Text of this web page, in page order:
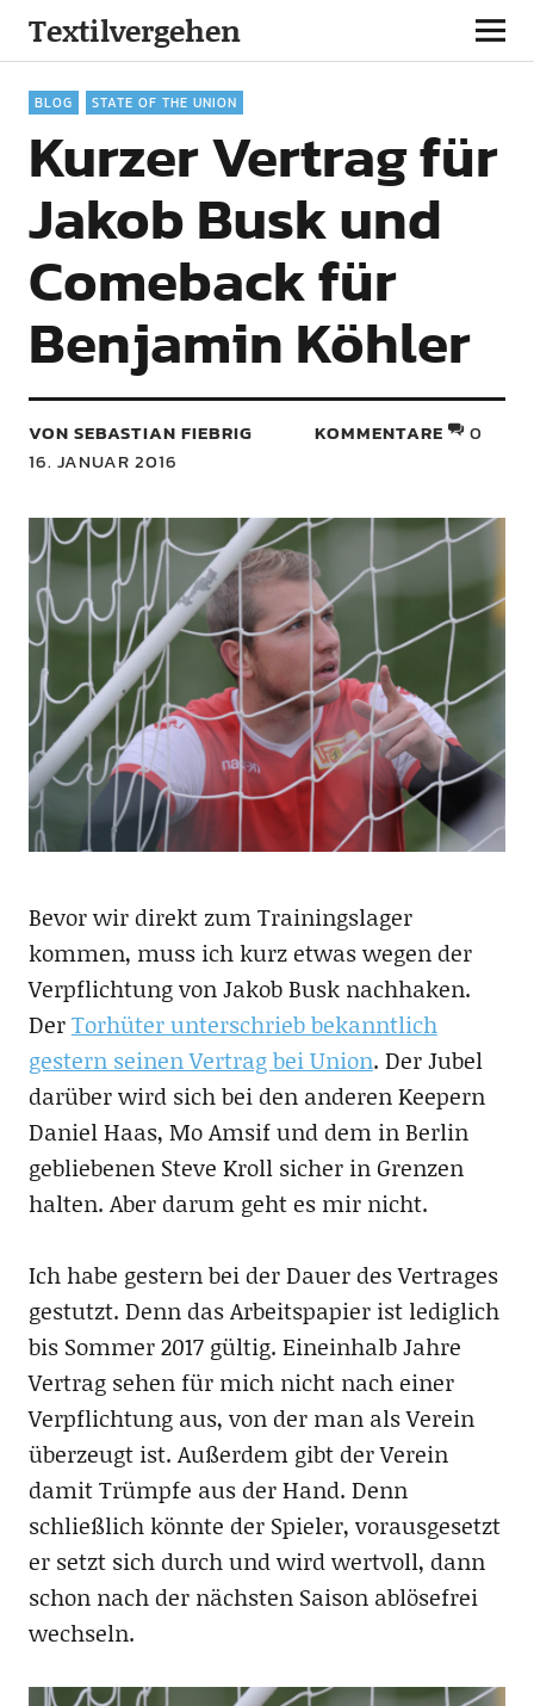
Textilvergehen
BLOG STATE OF THE UNION
Kurzer Vertrag für
Jakob Busk und
Comeback für
Benjamin Köhler
VON SEBASTIAN FIEBRIG
16. JANUAR 2016
KOMMENTARE 0
Bevor wir direkt zum Trainingslager
kommen, muss ich kurz etwas wegen der
Verpflichtung von Jakob Busk nachhaken.
DerTorhüter unterschrieb bekanntlich
gestern seinen Vertrag bei Union. Der Jubel
darüber wird sich bei den anderen Keepern
Daniel Haas, Mo Amsif und dem in Berlin
gebliebenen Steve Kroll sicher in Grenzen
halten. Aber darum geht es mir nicht.
Ich habe gestern bei der Dauer des Vertrages
gestutzt. Denn das Arbeitspapier ist lediglich
bis Sommer 2017 gültig. Eineinhalb Jahre
Vertrag sehen für mich nicht nach einer
Verpflichtung aus, von der man als Verein
überzeugt ist. Außerdem gibt der Verein
damit Trümpfe aus der Hand. Denn
schließlich könnte der Spieler, vorausgesetzt
er setzt sich durch und wird wertvoll, dann
schon nach der nächsten Saison ablösefrei
wechseln.